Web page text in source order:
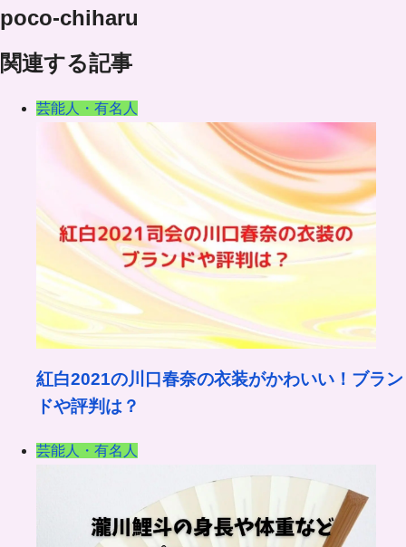
poco-chiharu
関連する記事
芸能人・有名人
紅白2021の川口春奈の衣装がかわいい！ブラン
ドや評判は？
芸能人・有名人